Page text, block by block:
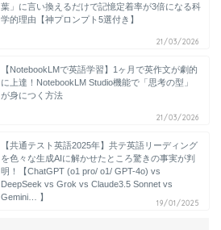
葉」に言い換えるだけで記憶定着率が3倍になる科
学的理由【神プロンプト5選付き】
21/03/2026
【NotebookLMで英語学習】1ヶ月で英作文が劇的
に上達！NotebookLM Studio機能で「思考の型」
が身につく方法
21/03/2026
【共通テスト英語2025年】共テ英語リーディング
を色々な生成AIに解かせたところ驚きの事実が判
明！【ChatGPT (o1 pro/ o1/ GPT-4o) vs
DeepSeek vs Grok vs Claude3.5 Sonnet vs
Gemini… 】
19/01/2025